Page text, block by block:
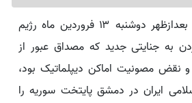
بعدازظهر دوشنبه ۱۳ فروردین ماه رژیم
به جنایتی جدید که مصداق عبور از
و نقض مصونیت اماکن‌ دیپلماتیک بود،
ایران در دمشق پایتخت سوریه را